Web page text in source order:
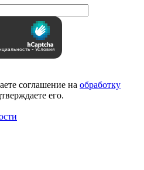
соглашение на обработку
его.